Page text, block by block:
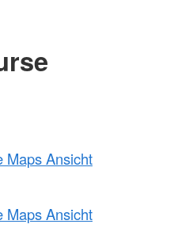
Maps Ansicht
Maps Ansicht